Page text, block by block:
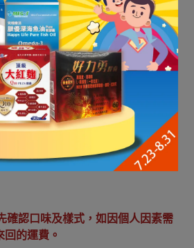
(不甜/清甜)237ml-24入 箱購
養不良之患者
治療
確認口味及樣式，如因個人因素需
的運費。